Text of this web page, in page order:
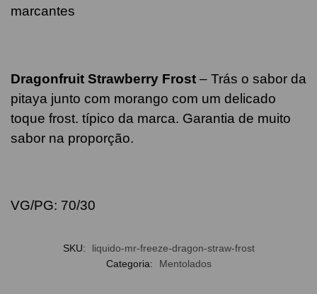
marcantes
Dragonfruit Strawberry Frost – Trás o sabor da
pitaya junto com morango com um delicado
toque frost. típico da marca. Garantia de muito
sabor na proporção.
VG/PG: 70/30
SKU:
liquido-mr-freeze-dragon-straw-frost
Categoria:
Mentolados